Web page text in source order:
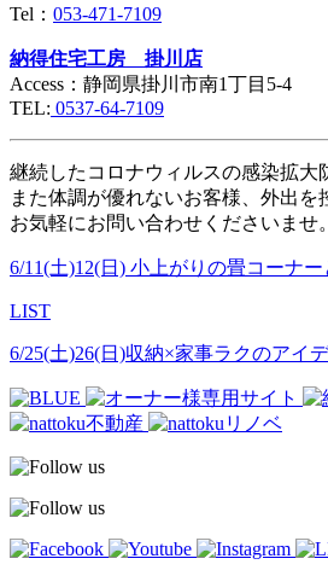
Tel： 053-471-7109
納得住宅工房 掛川店
Access：静岡県掛川市南1丁目5-4
TEL: 0537-64-7109
継続したコロナウィルスの感染拡
また体調が優れないお客様、外出を
お気軽にお問い合わせくださいませ。
6/11(土)12(日) 小上がりの畳コーナ
LIST
6/25(土)26(日)収納×家事ラクのアイ